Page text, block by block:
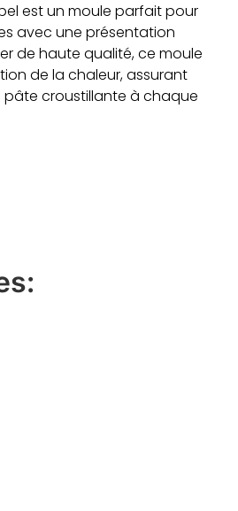
est un moule parfait pour
avec une présentation
de haute qualité, ce moule
de la chaleur, assurant
pâte croustillante à chaque